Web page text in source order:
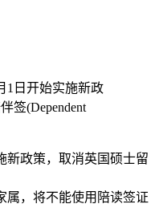
1日开始实施新政
签(Dependent
新政策，取消英国硕士留
属，将不能使用陪读签证